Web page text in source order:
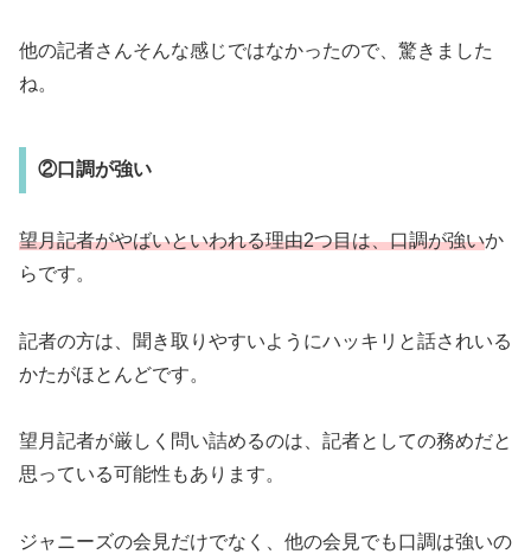
他の記者さんそんな感じではなかったので、驚きました
ね。
②口調が強い
望月記者がやばいといわれる理由2つ目は、口調が強いか
らです。
記者の方は、聞き取りやすいようにハッキリと話されいる
かたがほとんどです。
望月記者が厳しく問い詰めるのは、記者としての務めだと
思っている可能性もあります。
ジャニーズの会見だけでなく、他の会見でも口調は強いの